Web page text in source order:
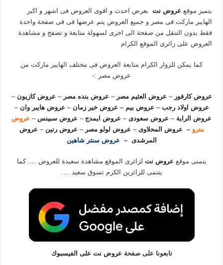
يتميز موقع عروض نتبعرض احدث و اقوى العروض فى اشهر و اكبر
الهايبر ماركت فى مصر و جميع العروض يتم عرضها فى فى صفحة واحدة
فقط بدون التنقل من صفحة الى اخرى لسهولة متابعة و تصفح و مشاهدة
العروض على زائرى الموقع الكرام
كما يمكن للزوار الكرام متابعة العروض فى مختلف الهايبر ماركت من
عروض مصر :-
عروض كارفور – عروض العثيم مصر – عروض بنده مصر – عروض كازيون –
عروض اولاد رجب – عروض بيم– عروض خير زمان – عروض هايبر وان –
عروض الراية – عروض سعودى – عروض ايمدج – عروض سبينس – عروض
مترو– عروض المحلاوى – عروض لولو مصر – عروض رنين – عروض
المرشدى– عروض سنتر شاهين
يتمنى موقع عروض نتلزائرى الموقع مشاهدة سعيدة للعروض …. كما
يتنمى للزائرين الكرم تسوق سعيد ….
تابعونا على صفحة عروض نت على الفيسبوك